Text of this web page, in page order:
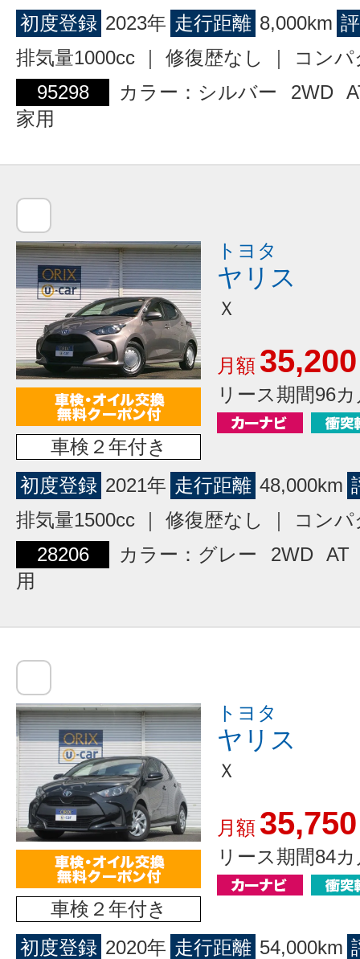
初度登録 2023年 走行距離 8,000km
排気量1000cc ｜ 修復歴なし ｜ コン
95298
カラー：シルバー 2WD
家用
車検２年付き
トヨタ
ヤリス
Ｘ
月額 35,200
リース期間96
初度登録 2021年 走行距離 48,000km
排気量1500cc ｜ 修復歴なし ｜ コン
28206
カラー：グレー 2WD AT
用
車検２年付き
トヨタ
ヤリス
Ｘ
月額 35,750
リース期間84
初度登録 2020年 走行距離 54,000km